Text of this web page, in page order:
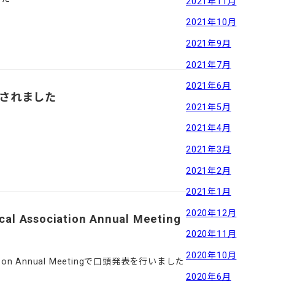
れました
Association Annual Meeting
Annual Meetingで口頭発表を行いました
2021年10月
2021年9月
2021年7月
2021年6月
2021年5月
2021年4月
2021年3月
2021年2月
2021年1月
2020年12月
2020年11月
2020年10月
2020年6月